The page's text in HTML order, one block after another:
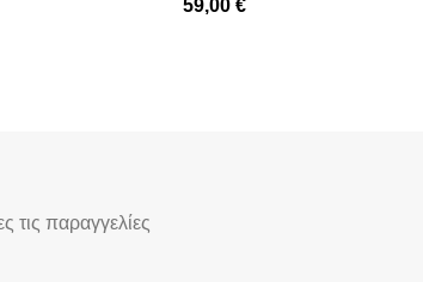
59,00 €
τις παραγγελίες